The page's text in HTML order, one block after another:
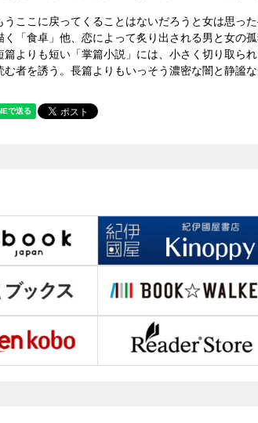
うここに戻ってくることはないだろうと女は思
く「食卓」他、恋によって炙り出される男と女の
篇よりも短い「掌篇小説」には、小さく切り取ら
む者を誘う。長篇よりもいっそう濃密な闇と静謐な